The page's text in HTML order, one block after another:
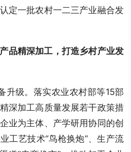
定一批农村一二三产业融合发
品精深加工，打造乡村产业发
升级。落实农业农村部等15部
深加工高质量发展若干政策措
业为主体、产学研用协同的创
工艺技术“鸟枪换炮”、生产流